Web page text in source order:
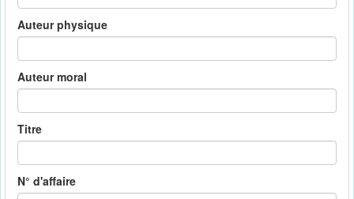
Auteur physique
Auteur moral
Titre
N° d'affaire